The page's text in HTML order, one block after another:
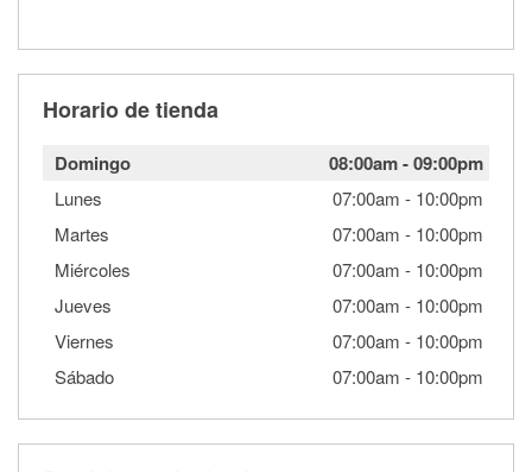
Horario de tienda
Domingo 08:00am-09:00pm
Lunes 07:00am - 10:00pm
Martes
07:00am - 10:00pm
Miércoles
07:00am - 10:00pm
Jueves
07:00am - 10:00pm
Viernes
07:00am - 10:00pm
Sábado
07:00am - 10:00pm